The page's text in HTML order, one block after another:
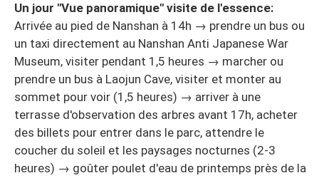
Un jour "Vue panoramique" visite de l'essence:
Arrivée au pied de Nanshan à 14h → prendre un bus ou
un taxi directement au Nanshan Anti Japanese War
Museum, visiter pendant 1,5 heures → marcher ou
prendre un bus à Laojun Cave, visiter et monter au
sommet pour voir (1,5 heures) → arriver à une
terrasse d'observation des arbres avant 17h, acheter
des billets pour entrer dans le parc, attendre le
coucher du soleil et les paysages nocturnes (2-3
heures) → goûter poulet d'eau de printemps près de la